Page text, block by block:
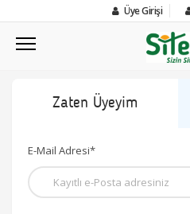
Üye Girişi
Zaten Üyeyim
E-Mail Adresi*